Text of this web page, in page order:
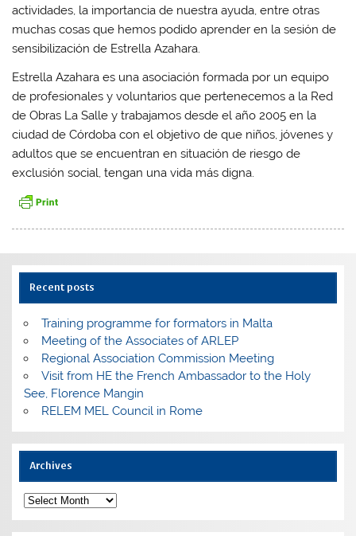
actividades, la importancia de nuestra ayuda, entre otras
muchas cosas que hemos podido aprender en la sesión de
sensibilización de Estrella Azahara.
Estrella Azahara es una asociación formada por un equipo
de profesionales y voluntarios que pertenecemos a la Red
de Obras La Salle y trabajamos desde el año 2005 en la
ciudad de Córdoba con el objetivo de que niños, jóvenes y
adultos que se encuentran en situación de riesgo de
exclusión social, tengan una vida más digna.
Recent posts
Training programme for formators in Malta
Meeting of the Associates of ARLEP
Regional Association Commission Meeting
Visit from HE the French Ambassador to the Holy
See, Florence Mangin
RELEM MEL Council in Rome
Archives
Archives